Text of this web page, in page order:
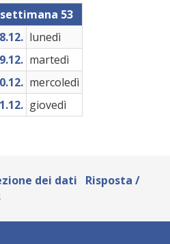
settimana 53
lunedì
martedì
mercoledì
giovedì
dei dati
Risposta /